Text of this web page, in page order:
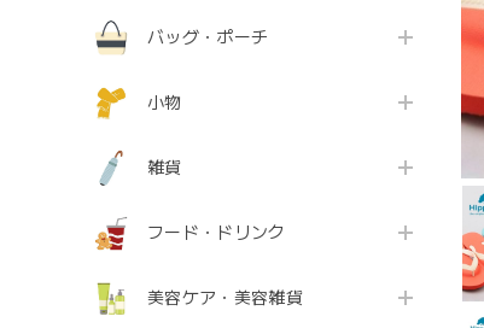
バッグ・ポーチ
小物
雑貨
フード・ドリンク
美容ケア・美容雑貨